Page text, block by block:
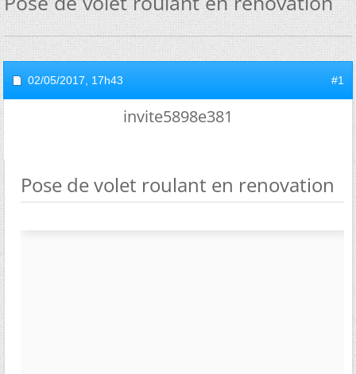
02/05/2017, 17h43 #1
invite5898e381
Pose de volet roulant en renovation